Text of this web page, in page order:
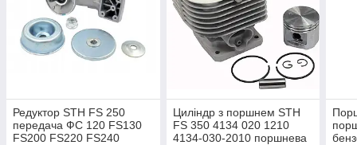
Редуктор STH FS 250
передача ФС 120 FS130
FS200 FS220 FS240
Циліндр з поршнем STH
FS 350 4134 020 1210
4134-030-2010 поршнева